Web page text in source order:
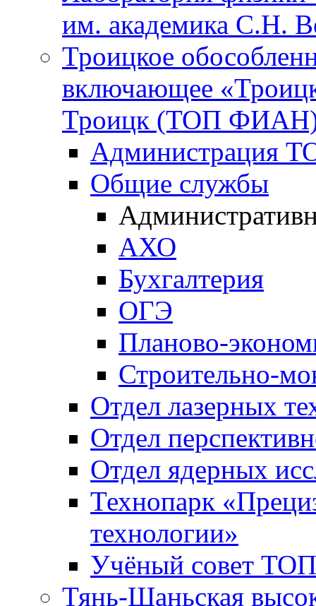
им. академика С.Н.
Троицкое
включающее
Троицк (ТОП
Администрация
Общие службы
АХО
Бухгалтерия
ОГЭ
Планово-
Строительно-
Отдел лазерных
Отдел
Отдел ядерных
Технопарк
технологии»
Учёный совет
Тянь-Шаньская